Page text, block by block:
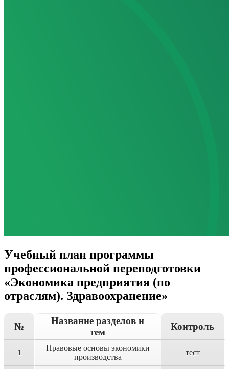
Учебный план программы
профессиональной переподготовки
«Экономика предприятия (по
отраслям). Здравоохранение»
№
Название разделов и
тем
Контроль
1
Правовые основы экономики
производства
тест